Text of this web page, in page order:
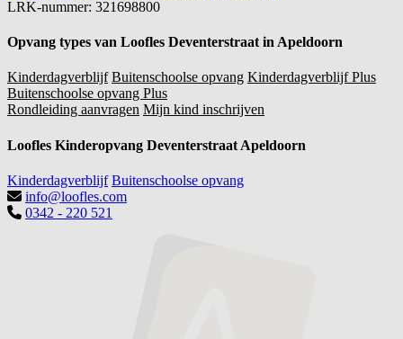
LRK-nummer: 321698800
Opvang types van Loofles Deventerstraat in Apeldoorn
Kinderdagverblijf Buitenschoolse opvang Kinderdagverblijf Plus
Buitenschoolse opvang Plus
Rondleiding aanvragen Mijn kind inschrijven
Loofles Kinderopvang Deventerstraat Apeldoorn
Kinderdagverblijf Buitenschoolse opvang
info@loofles.com
0342 - 220 521